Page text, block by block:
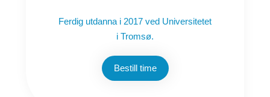
Ferdig utdanna i 2017 ved Universitetet
i Tromsø.
Bestill time